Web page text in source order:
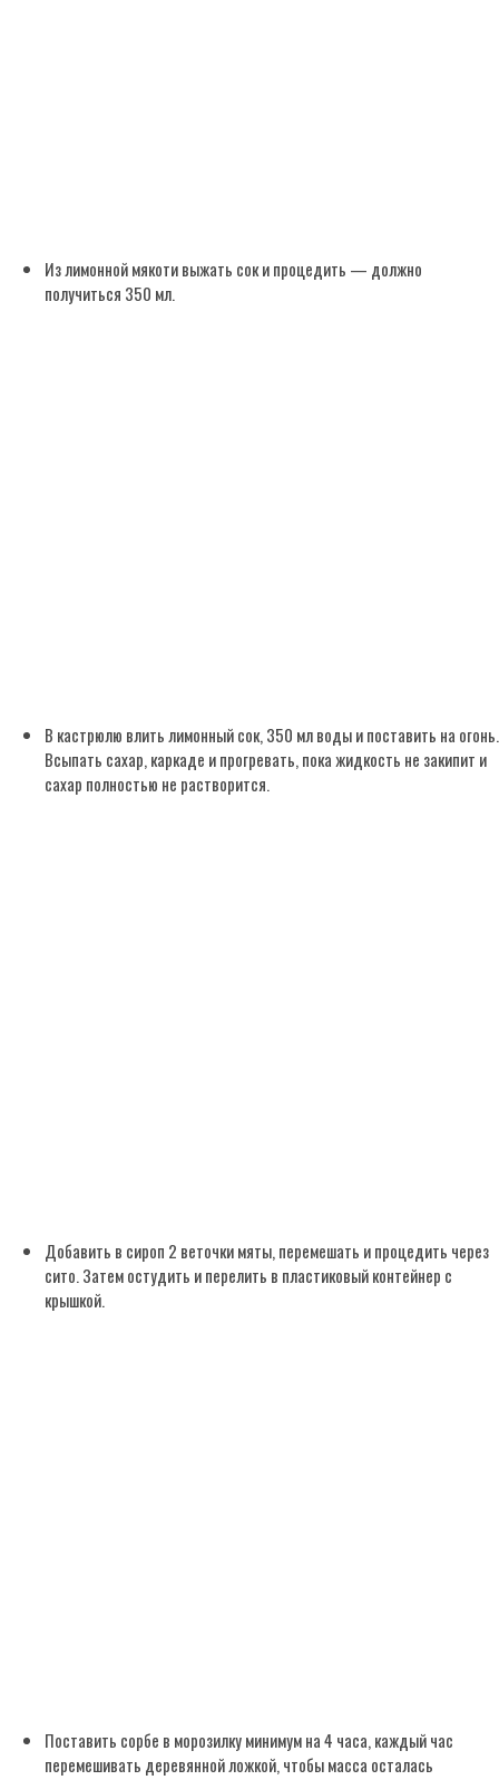
Из лимонной мякоти выжать сок и процедить — должно
получиться 350 мл.
В кастрюлю влить лимонный сок, 350 мл воды и поставить на огонь.
Всыпать сахар, каркаде и прогревать, пока жидкость не закипит и
сахар полностью не растворится.
Добавить в сироп 2 веточки мяты, перемешать и процедить через
сито. Затем остудить и перелить в пластиковый контейнер с
крышкой.
Поставить сорбе в морозилку минимум на 4 часа, каждый час
перемешивать деревянной ложкой, чтобы масса осталась